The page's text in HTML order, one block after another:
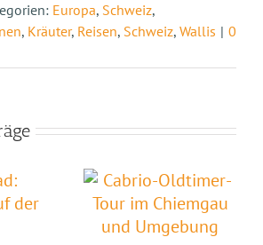
Europa, Schweiz,
, Kräuter, Reisen, Schweiz, Wallis | 0